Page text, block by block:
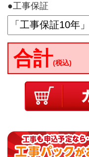
●工事保証
合計(税込)